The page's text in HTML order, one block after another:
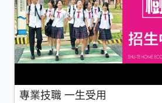
專業技職 一生受用